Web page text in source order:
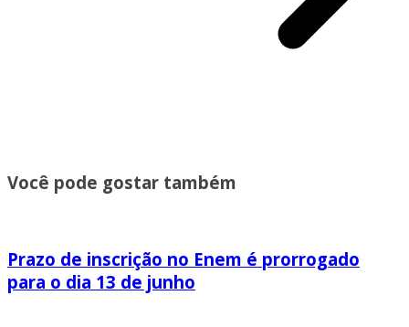
Você pode gostar também
Prazo de inscrição no Enem é prorrogado
para o dia 13 de junho